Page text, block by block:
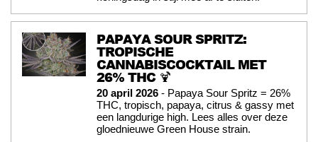
PAPAYA SOUR SPRITZ:
TROPISCHE
CANNABISCOCKTAIL MET
26% THC 🍹
20 april 2026 - Papaya Sour Spritz = 26%
THC, tropisch, papaya, citrus & gassy met
een langdurige high. Lees alles over deze
gloednieuwe Green House strain.